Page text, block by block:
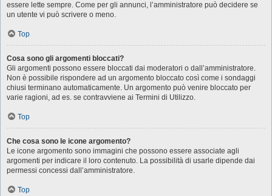
essere lette sempre. Come per gli annunci, l’amministratore può decidere se
un utente vi può scrivere o meno.
Top
Cosa sono gli argomenti bloccati?
Gli argomenti possono essere bloccati dai moderatori o dall’amministratore.
Non è possibile rispondere ad un argomento bloccato così come i sondaggi
chiusi terminano automaticamente. Un argomento può venire bloccato per
varie ragioni, ad es. se contravviene ai Termini di Utilizzo.
Top
Che cosa sono le icone argomento?
Le icone argomento sono immagini che possono essere associate agli
argomenti per indicare il loro contenuto. La possibilità di usarle dipende dai
permessi concessi dall’amministratore.
Top